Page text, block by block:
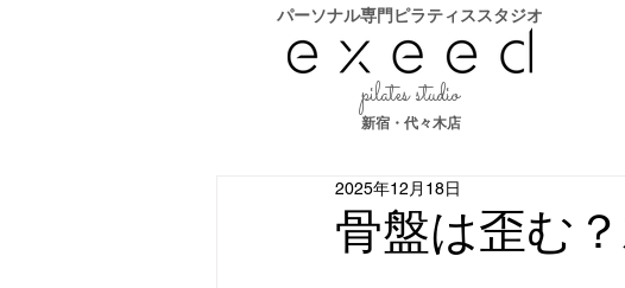
​パーソナル専門ピラティススタジオ
pilates studio
新宿・代々木店
骨盤は歪む
2025年12月18日